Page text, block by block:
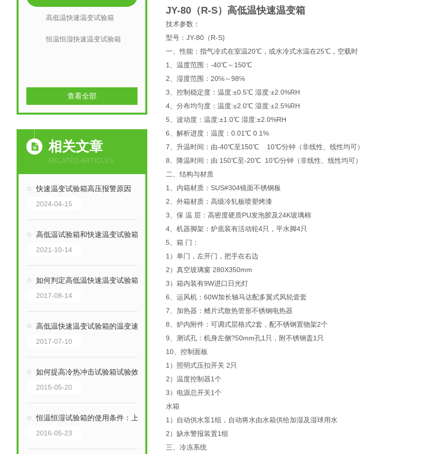
高低温快速温变试验箱
恒温恒湿快速温变试验箱
查看全部
相关文章
RELATED ARTICLES
快速温变试验箱高压报警原因
2024-04-15
高低温试验箱和快速温变试验箱有什么区别？
2021-10-14
如何判定高低温快速温变试验箱是制冷剂漏泄
2017-08-14
高低温快速温变试验箱的温变速率说明
2017-07-10
如何提高冷热冲击试验箱试验效果
2015-05-20
恒温恒湿试验箱的使用条件：上海巨怡环测
2016-05-23
JY-80（R-S）高低温快速温变箱
技术参数：
型号：JY-80（R-S)
一、性能：指气冷式在室温20℃，或水冷式水温在25℃，空载时
1、温度范围：-40℃～150℃
2、湿度范围：20℅～98℅
3、控制稳定度：温度:±0.5℃ 湿度:±2.0%RH
4、分布均匀度：温度:±2.0℃ 湿度:±2.5%RH
5、波动度：温度:±1.0℃ 湿度:±2.0%RH
6、解析进度：温度：0.01℃ 0.1%
7、升温时间：由-40℃至150℃ 10℃∕分钟（非线性、线性均可）
8、降温时间：由 150℃至-20℃ 10℃∕分钟（非线性、线性均可）
二、结构与材质
1、内箱材质：SUS#304镜面不锈钢板
2、外箱材质：高级冷轧板喷塑烤漆
3、保 温 层：高密度硬质PU发泡胶及24K玻璃棉
4、机器脚架：炉底装有活动轮4只，平水脚4只
5、箱 门：
1）单门，左开门，把手在右边
2）真空玻璃窗 280X350mm
3）箱内装有9W进口日光灯
6、运风机：60W加长轴马达配多翼式风轮壹套
7、加热器：鳍片式散热管形不锈钢电热器
8、炉内附件：可调式层格式2套，配不锈钢置物架2个
9、测试孔：机身左侧?50mm孔1只，附不锈钢盖1只
10、控制面板
1）照明式压扣开关 2只
2）温度控制器1个
3）电源总开关1个
水箱
1）自动供水泵1组，自动将水由水箱供给加湿及湿球用水
2）缺水警报装置1组
三、冷冻系统